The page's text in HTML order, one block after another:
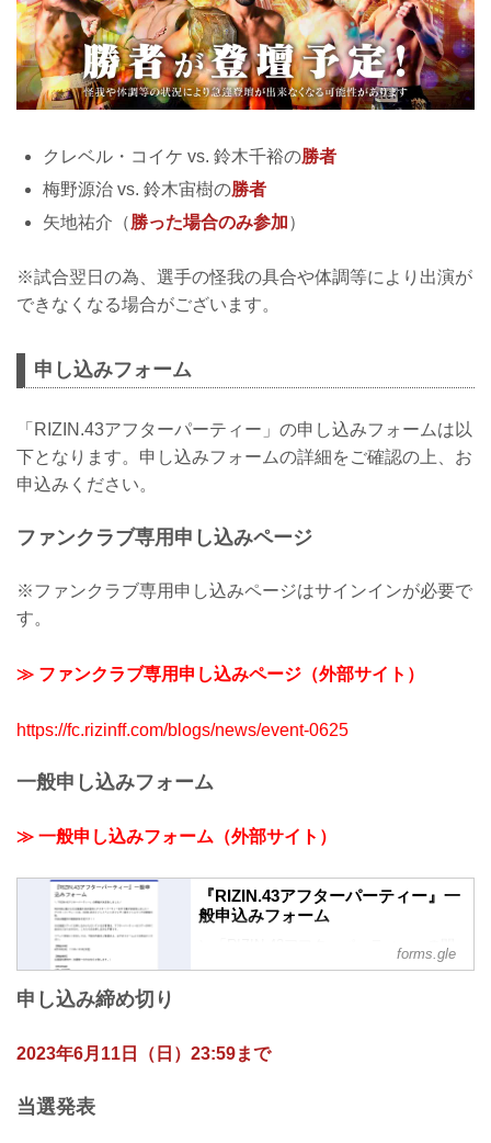
クレベル・コイケ vs. 鈴木千裕の勝者
梅野源治 vs. 鈴木宙樹の勝者
矢地祐介（勝った場合のみ参加）
※試合翌日の為、選手の怪我の具合や体調等により出演が
できなくなる場合がございます。
申し込みフォーム
「RIZIN.43アフターパーティー」の申し込みフォームは以
下となります。申し込みフォームの詳細をご確認の上、お
申込みください。
ファンクラブ専用申し込みページ
※ファンクラブ専用申し込みページはサインインが必要で
す。
≫ ファンクラブ専用申し込みページ（外部サイト）
https://fc.rizinff.com/blogs/news/event-0625
一般申し込みフォーム
≫ 一般申し込みフォーム（外部サイト）
『RIZIN.43アフターパーティー』一
般申込みフォーム
＼「RIZIN.43アフターパーティー」の開
アフターパーティーには、RIZIN.43のメ
forms.gle
申し込み締め切り
2023年6月11日（日）23:59まで
当選発表